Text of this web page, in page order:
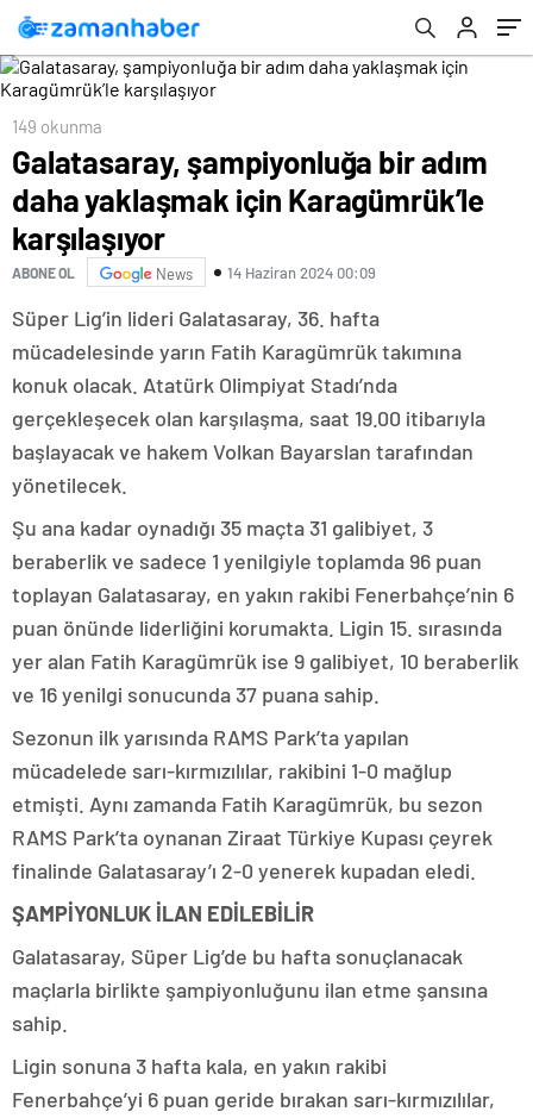
149 okunma
Galatasaray, şampiyonluğa bir adım
daha yaklaşmak için Karagümrük’le
karşılaşıyor
ABONE OL News 14 Haziran 2024 00:09
Süper Lig’in lideri Galatasaray, 36. hafta
mücadelesinde yarın Fatih Karagümrük takımına
konuk olacak. Atatürk Olimpiyat Stadı’nda
gerçekleşecek olan karşılaşma, saat 19.00 itibarıyla
başlayacak ve hakem Volkan Bayarslan tarafından
yönetilecek.
Şu ana kadar oynadığı 35 maçta 31 galibiyet, 3
beraberlik ve sadece 1 yenilgiyle toplamda 96 puan
toplayan Galatasaray, en yakın rakibi Fenerbahçe’nin 6
puan önünde liderliğini korumakta. Ligin 15. sırasında
yer alan Fatih Karagümrük ise 9 galibiyet, 10 beraberlik
ve 16 yenilgi sonucunda 37 puana sahip.
Sezonun ilk yarısında RAMS Park’ta yapılan
mücadelede sarı-kırmızılılar, rakibini 1-0 mağlup
etmişti. Aynı zamanda Fatih Karagümrük, bu sezon
RAMS Park’ta oynanan Ziraat Türkiye Kupası çeyrek
finalinde Galatasaray’ı 2-0 yenerek kupadan eledi.
ŞAMPİYONLUK İLAN EDİLEBİLİR
Galatasaray, Süper Lig’de bu hafta sonuçlanacak
maçlarla birlikte şampiyonluğunu ilan etme şansına
sahip.
Ligin sonuna 3 hafta kala, en yakın rakibi
Fenerbahçe’yi 6 puan geride bırakan sarı-kırmızılılar,